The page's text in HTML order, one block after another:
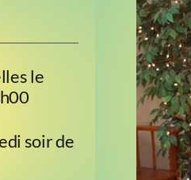
le
soir de